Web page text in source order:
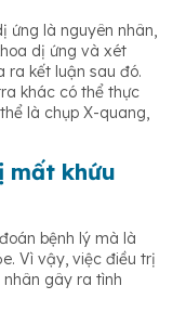
ứng là nguyên nhân,
dị ứng và xét
kết luận sau đó.
khác có thể thực
là chụp X-quang,
mất khứu
bệnh lý mà là
Vì vậy, việc điều trị
gây ra tình